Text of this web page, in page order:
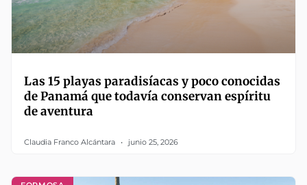
Las 15 playas paradisíacas y poco conocidas
de Panamá que todavía conservan espíritu
de aventura
Claudia Franco Alcántara junio 25, 2026